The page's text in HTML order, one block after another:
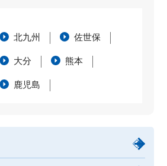
北九州 佐世保
大分 熊本
鹿児島